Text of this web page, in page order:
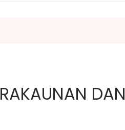
DAN